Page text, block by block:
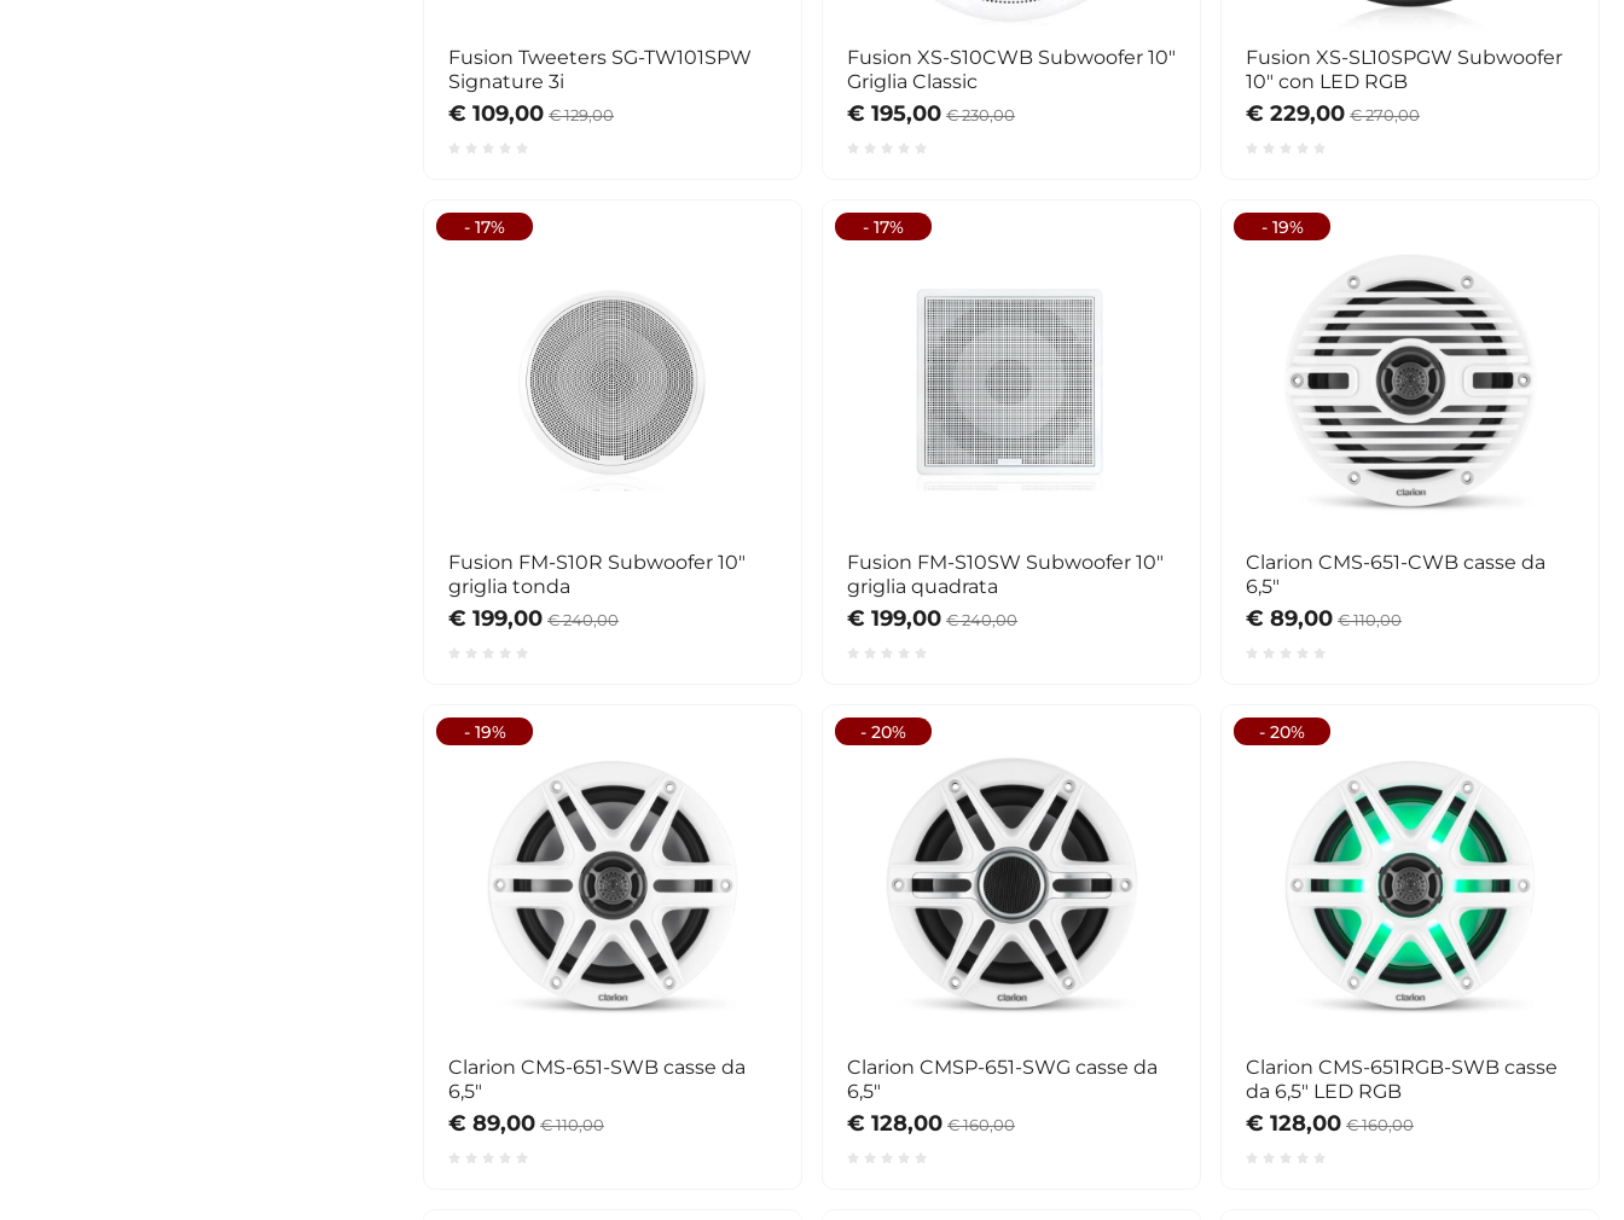
Fusion Tweeters SG-TW101SPW
Signature 3i
€ 109,00 € 129,00
Fusion XS-S10CWB Subwoofer 10"
Griglia Classic
€ 195,00 € 230,00
Fusion XS-SL10SPGW Subwoofer
10" con LED RGB
€ 229,00 € 270,00
- 17%
Fusion FM-S10R Subwoofer 10"
griglia tonda
€ 199,00 € 240,00
- 17%
Fusion FM-S10SW Subwoofer 10"
griglia quadrata
€ 199,00 € 240,00
- 19%
Clarion CMS-651-CWB casse da
6,5"
€ 89,00 € 110,00
- 19%
Clarion CMS-651-SWB casse da
6,5"
€ 89,00 € 110,00
- 20%
Clarion CMSP-651-SWG casse da
6,5"
€ 128,00 € 160,00
- 20%
Clarion CMS-651RGB-SWB casse
da 6,5" LED RGB
€ 128,00 € 160,00